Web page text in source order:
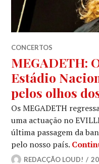
CONCERTOS
MEGADETH:
Estádio
pelos olhos
Os MEGADETH
uma actuação no
última passagem da
pelo nosso país.
REDACÇÃO LOUD!